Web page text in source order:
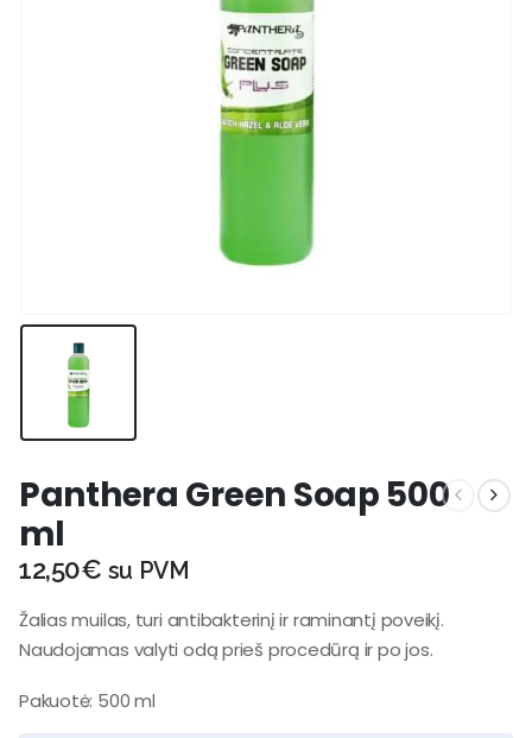
Panthera Green Soap 500
ml
12,50€ su PVM
Žalias muilas, turi antibakterinį ir raminantį poveikį.
Naudojamas valyti odą prieš procedūrą ir po jos.
Pakuotė: 500 ml